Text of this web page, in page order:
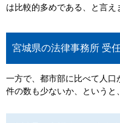
は比較的多めである、と言え
宮城県の法律事務所 受
一方で、都市部に比べて人
件の数も少ないか、というと